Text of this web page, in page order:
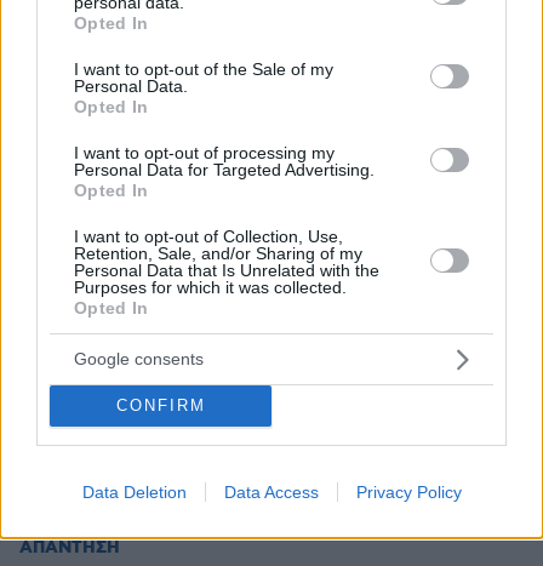
grant or deny consent to Google and its third-party tags to
use your data for below specified purposes in below Google
consent section.
Opted In
I want to opt-out of the Sale of my
Personal Data.
Opted In
I want to opt-out of processing my
Personal Data for Targeted Advertising.
Opted In
I want to opt-out of Collection, Use,
Retention, Sale, and/or Sharing of my
Personal Data that Is Unrelated with the
Purposes for which it was collected.
Opted In
Google consents
CONFIRM
Data Deletion Data Access Privacy Policy
Ποιοι θα δουν μείωση στον ΕΝΦΙΑ του 2023 - Όροι και
προϋποθέσεις
20.04.2023, 11:59
ΣΧΟΛΙΑ(29)
ΠΡΟΣΘΗΚΗ ΣΧΟΛΙΟΥ
01.05.2023, 11:54
φόρο μας κάνουν έκπτωση και χαιρόμαστε !!! Να 'ναι
ΑΠΑΝΤΗΣΗ